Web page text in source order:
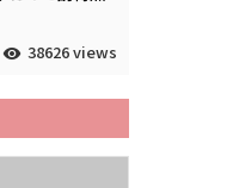
38626 views